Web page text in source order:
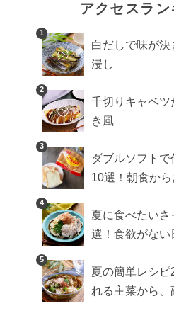
アクセスラ
1
白だしで味が
浸し
2
千切りキャベツ
き風
3
ダブルソフト
10選！朝食か
4
夏に食べたい
選！食欲がない
5
夏の簡単レシ
れる主菜から、